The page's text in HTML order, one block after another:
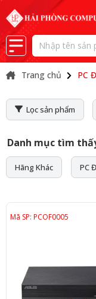
Trang chủ PC
Lọc sản phẩm
Danh mục tìm
Hãng Khác PC
Mã SP: PCOF0005